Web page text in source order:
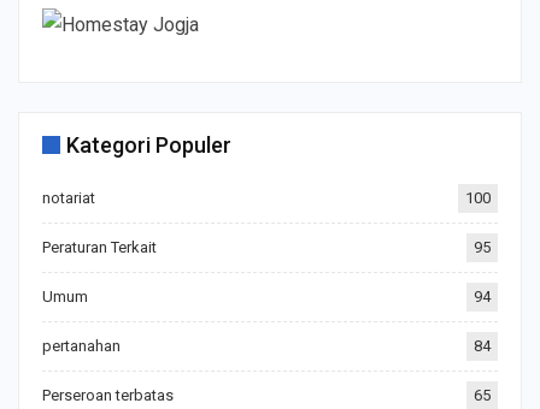
Kategori Populer
notariat 100
Peraturan Terkait 95
Umum 94
pertanahan 84
Perseroan terbatas 65